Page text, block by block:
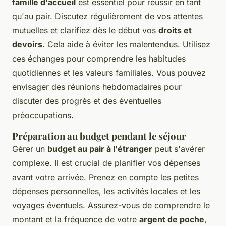
famille d'accueil est essentiel pour réussir en tant
qu'au pair. Discutez régulièrement de vos attentes
mutuelles et clarifiez dès le début vos droits et
devoirs. Cela aide à éviter les malentendus. Utilisez
ces échanges pour comprendre les habitudes
quotidiennes et les valeurs familiales. Vous pouvez
envisager des réunions hebdomadaires pour
discuter des progrès et des éventuelles
préoccupations.
Préparation au budget pendant le séjour
Gérer un budget au pair à l'étranger peut s'avérer
complexe. Il est crucial de planifier vos dépenses
avant votre arrivée. Prenez en compte les petites
dépenses personnelles, les activités locales et les
voyages éventuels. Assurez-vous de comprendre le
montant et la fréquence de votre argent de poche,